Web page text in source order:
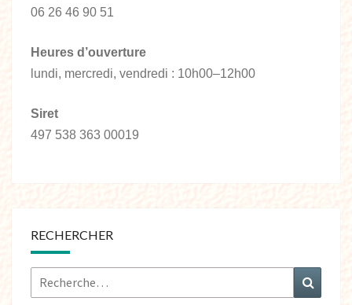
06 26 46 90 51
Heures d’ouverture
lundi, mercredi, vendredi : 10h00–12h00
Siret
497 538 363 00019
RECHERCHER